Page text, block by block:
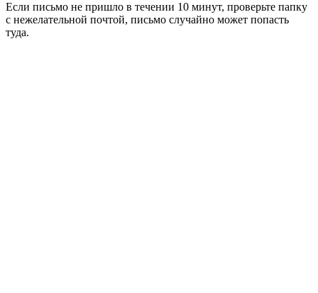
Если письмо не пришло в течении 10 минут, проверьте папку
с нежелательной почтой, письмо случайно может попасть
туда.